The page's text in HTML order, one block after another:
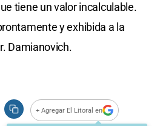
tiene un valor incalculable.
y exhibida a la
Damianovich.
+ Agregar El Litoral en